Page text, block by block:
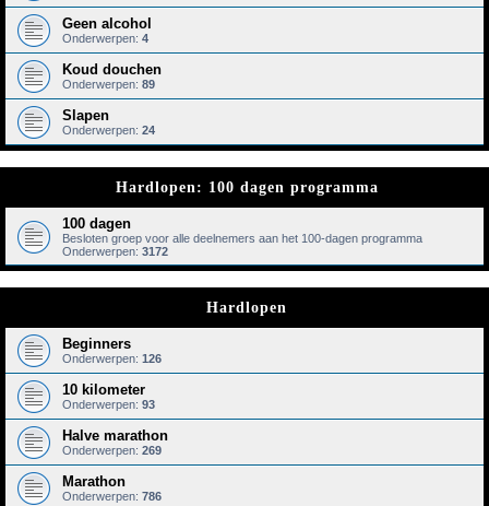
Geen alcohol
Onderwerpen: 4
Koud douchen
Onderwerpen: 89
Slapen
Onderwerpen: 24
Hardlopen: 100 dagen programma
100 dagen
Besloten groep voor alle deelnemers aan het 100-dagen programma
Onderwerpen: 3172
Hardlopen
Beginners
Onderwerpen: 126
10 kilometer
Onderwerpen: 93
Halve marathon
Onderwerpen: 269
Marathon
Onderwerpen: 786